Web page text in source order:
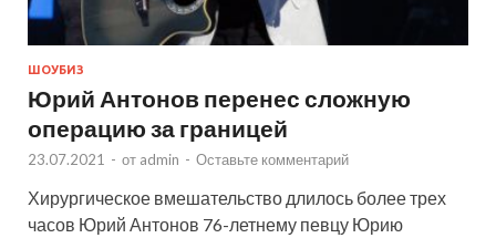
ШОУБИЗ
Юрий Антонов перенес сложную
операцию за границей
23.07.2021 - от admin - Оставьте комментарий
Хирургическое вмешательство длилось более трех
часов Юрий Антонов 76-летнему певцу Юрию